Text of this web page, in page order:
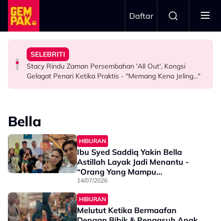
Skip to main content
Daftar
HIBURAN
Pengarah Muzik, Komposer Sze Wan Meninggal Dunia,
Misha Omar: “Goon Too Soon”
SELEBRITI
Stacy Rindu Zaman Persembahan 'All Out', Kongsi
Gelagat Penari Ketika Praktis - "Memang Kena Jeling..."
SELEBRITI
Bukan Penyanyi Ego, Adzrin Adzhar 'Back-Up' Awie -
"Ini Namanya Penyanyi Yang..."
HIBURAN
Intan Najuwa Timang Anak Perempuan Kedua, Beri
Nama…
Bella
HIBURAN
Ibu Syed Saddiq Yakin Bella
Astillah Layak Jadi Menantu -
“Orang Yang Mampu
Membahagiakan Anak Saya…”
14/07/2026
HIBURAN
Melutut Ketika Bermaafan